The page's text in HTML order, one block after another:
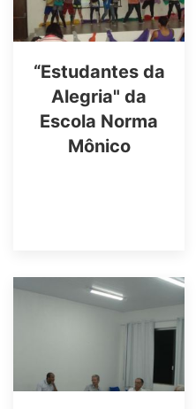
“Estudantes da
Alegria" da
Escola Norma
Mônico